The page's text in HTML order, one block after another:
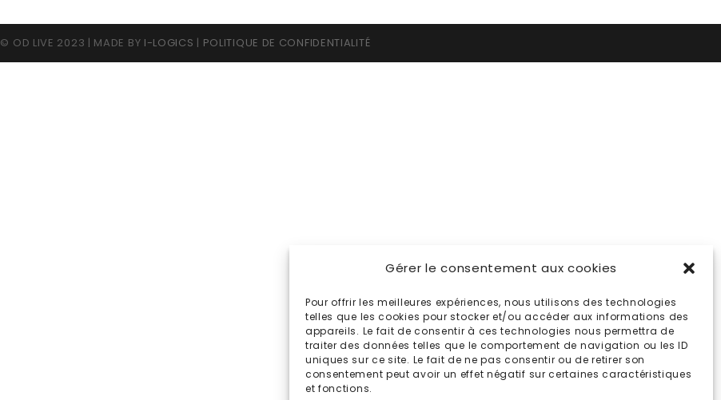
Gérer le consentement aux cookies
Pour offrir les meilleures expériences, nous utilisons des technologies
telles que les cookies pour stocker et/ou accéder aux informations des
appareils. Le fait de consentir à ces technologies nous permettra de
traiter des données telles que le comportement de navigation ou les ID
uniques sur ce site. Le fait de ne pas consentir ou de retirer son
consentement peut avoir un effet négatif sur certaines caractéristiques
et fonctions.
© OD LIVE 2023 | MADE BY I-LOGICS | POLITIQUE DE CONFIDENTIALITÉ